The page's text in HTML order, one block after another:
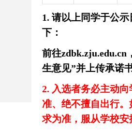
1. 请以上同学于公
下：
前往zdbk.zju.edu.cn
生意见”并上传承诺
2. 入选者务必主动
准、绝不擅自出行
求为准，服从学校安